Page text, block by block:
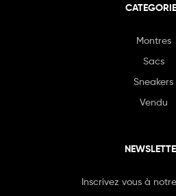
Montres
Sacs
Sneakers
Vendu
Inscrivez vous à